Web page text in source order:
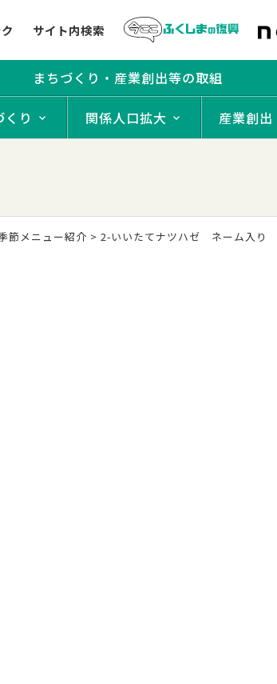
サイト内検索
まちづくり・産業創出等の取組
くり 関係人口拡大 産業創出
節メニュー紹介 > 2-いいたてナツハゼ ネーム入り